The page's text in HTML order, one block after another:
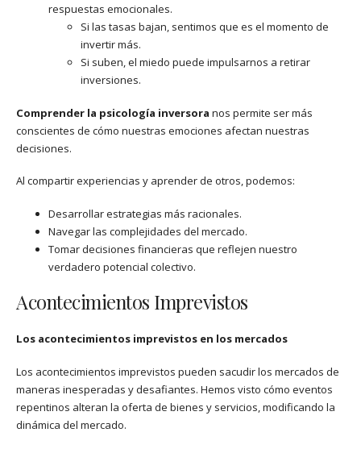
respuestas emocionales.
Si las tasas bajan, sentimos que es el momento de
invertir más.
Si suben, el miedo puede impulsarnos a retirar
inversiones.
Comprender la psicología inversora nos permite ser más
conscientes de cómo nuestras emociones afectan nuestras
decisiones.
Al compartir experiencias y aprender de otros, podemos:
Desarrollar estrategias más racionales.
Navegar las complejidades del mercado.
Tomar decisiones financieras que reflejen nuestro
verdadero potencial colectivo.
Acontecimientos Imprevistos
Los acontecimientos imprevistos en los mercados
Los acontecimientos imprevistos pueden sacudir los mercados de
maneras inesperadas y desafiantes. Hemos visto cómo eventos
repentinos alteran la oferta de bienes y servicios, modificando la
dinámica del mercado.